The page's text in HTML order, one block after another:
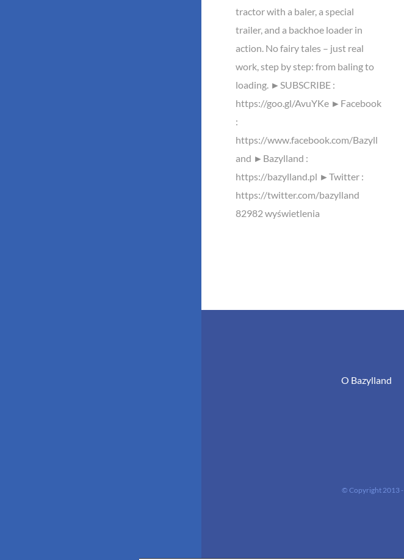
tractor with a baler, a special
trailer, and a backhoe loader in
action. No fairy tales – just real
work, step by step: from baling to
loading. ►SUBSCRIBE :
https://goo.gl/AvuYKe ►Facebook
:
https://www.facebook.com/Bazyll
and ►Bazylland :
https://bazylland.pl ►Twitter :
https://twitter.com/bazylland
82982 wyświetlenia
O Bazylland
© Copyright 2013 -